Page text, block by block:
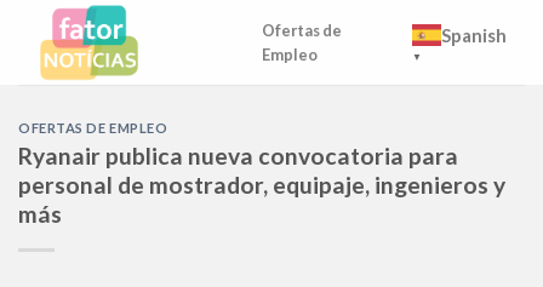
content
Ofertas de
Empleo
Spanish
▼
OFERTAS DE EMPLEO
Ryanair publica nueva convocatoria para
personal de mostrador, equipaje, ingenieros y
más